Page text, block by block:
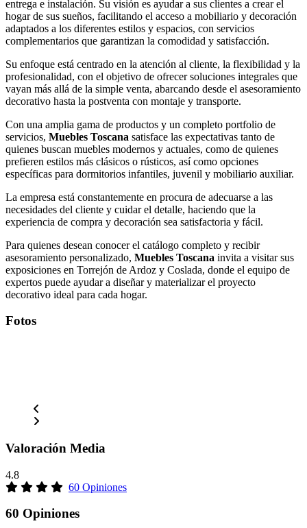
entrega e instalación. Su visión es ayudar a sus clientes a crear el
hogar de sus sueños, facilitando el acceso a mobiliario y decoración
adaptados a los diferentes estilos y espacios, con servicios
complementarios que garantizan la comodidad y satisfacción.
Su enfoque está centrado en la atención al cliente, la flexibilidad y la
profesionalidad, con el objetivo de ofrecer soluciones integrales que
vayan más allá de la simple venta, abarcando desde el asesoramiento
decorativo hasta la postventa con montaje y transporte.
Con una amplia gama de productos y un completo portfolio de
servicios, Muebles Toscana satisface las expectativas tanto de
quienes buscan muebles modernos y actuales, como de quienes
prefieren estilos más clásicos o rústicos, así como opciones
específicas para dormitorios infantiles, juvenil y mobiliario auxiliar.
La empresa está constantemente en procura de adecuarse a las
necesidades del cliente y cuidar el detalle, haciendo que la
experiencia de compra y decoración sea satisfactoria y fácil.
Para quienes desean conocer el catálogo completo y recibir
asesoramiento personalizado, Muebles Toscana invita a visitar sus
exposiciones en Torrejón de Ardoz y Coslada, donde el equipo de
expertos puede ayudar a diseñar y materializar el proyecto
decorativo ideal para cada hogar.
Fotos
Valoración Media
4.8
60 Opiniones
60 Opiniones